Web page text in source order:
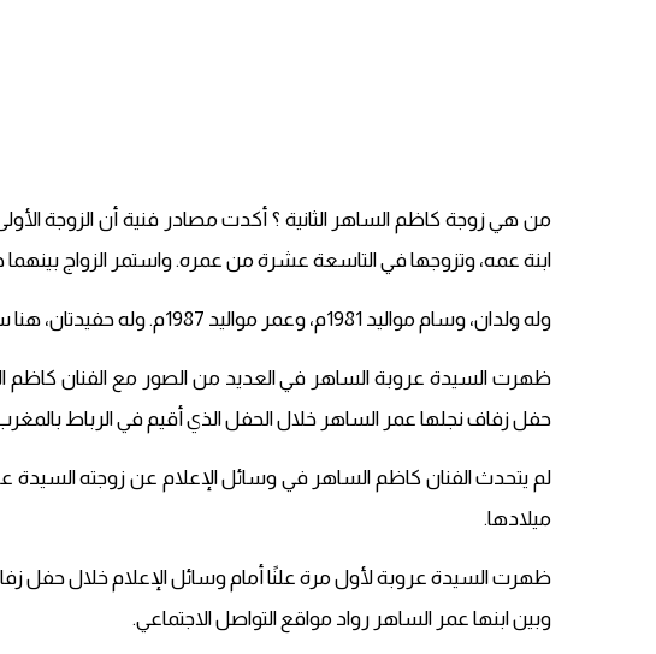
من هي زوجة كاظم الساهر الثانية ؟ أكدت مصادر فنية أن الزوجة
ابنة عمه، وتزوجها في التاسعة عشرة من عمره. واستمر الزواج بينهما حتى
وله ولدان، وسام مواليد 1981م، وعمر مواليد 1987م. وله حفيدتان، هنا سناء مواليد 2011 وآية من مواليد 2014.
ظهرت السيدة عروبة الساهر في العديد من الصور مع الفنان
حفل زفاف نجلها عمر الساهر خلال الحفل الذي أقيم في الرباط
لم يتحدث الفنان كاظم الساهر في وسائل الإعلام عن زوجته السيدة
ميلادها.
ظهرت السيدة عروبة لأول مرة علنًا أمام وسائل الإعلام خلال حفل
وبين ابنها عمر الساهر رواد مواقع التواصل الاجتماعي.